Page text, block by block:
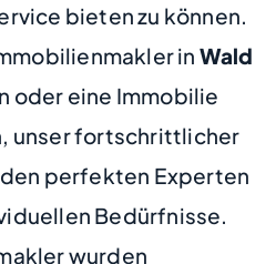
bieten zu können.
in Wald
oder eine Immobilie
unser fortschrittlicher
perfekten Experten
Bedürfnisse.
wurden